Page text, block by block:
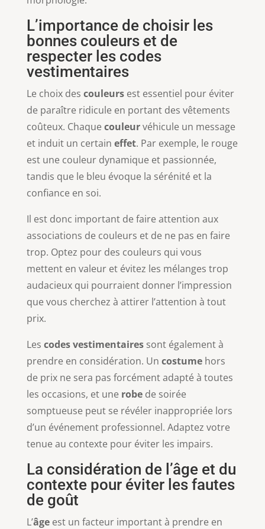
L’importance de choisir les
bonnes couleurs et de
respecter les codes
vestimentaires
Le choix des couleursest essentiel pour éviter
de paraître ridicule en portant des vêtements
coûteux. Chaque couleurvéhicule un message
et induit un certain effet. Par exemple, le rouge
est une couleur dynamique et passionnée,
tandis que le bleu évoque la sérénité et la
confiance en soi.
Il est donc important de faire attention aux
associations de couleurs et de ne pas en faire
trop. Optez pour des couleurs qui vous
mettent en valeur et évitez les mélanges trop
audacieux qui pourraient donner l’impression
que vous cherchez à attirer l’attention à tout
prix.
Les codes vestimentairessont également à
prendre en considération. Un costumehors
de prix ne sera pas forcément adapté à toutes
les occasions, et une robede soirée
somptueuse peut se révéler inappropriée lors
d’un événement professionnel. Adaptez votre
tenue au contexte pour éviter les impairs.
La considération de l’âge et du
contexte pour éviter les fautes
de goût
L’âgeest un facteur important à prendre en